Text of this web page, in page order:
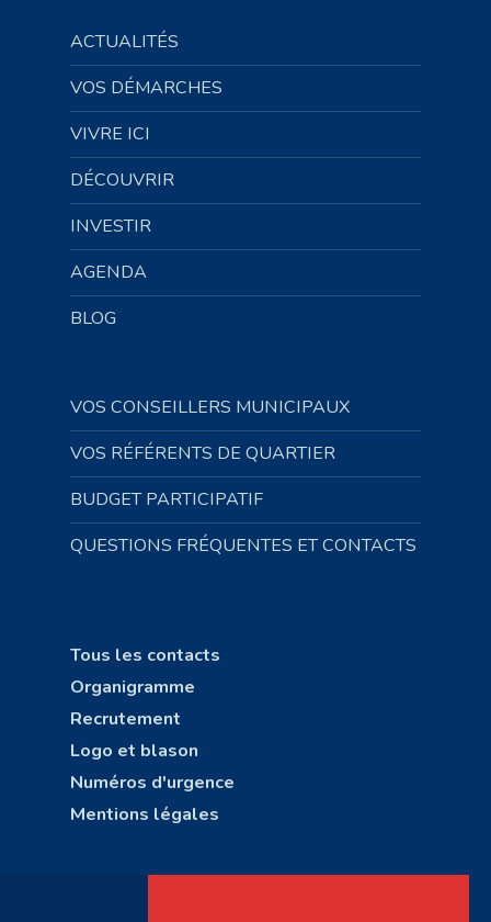
ACTUALITÉS
VOS DÉMARCHES
VIVRE ICI
DÉCOUVRIR
INVESTIR
AGENDA
BLOG
VOS CONSEILLERS MUNICIPAUX
VOS RÉFÉRENTS DE QUARTIER
BUDGET PARTICIPATIF
QUESTIONS FRÉQUENTES ET CONTACTS
Tous les contacts
Organigramme
Recrutement
Logo et blason
Numéros d'urgence
Mentions légales